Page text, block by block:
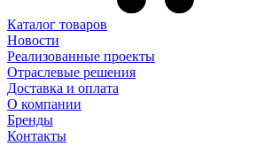
Каталог товаров
Новости
Реализованные проекты
Отраслевые решения
Доставка и оплата
О компании
Бренды
Контакты